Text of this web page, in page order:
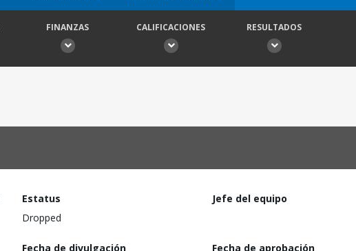
FINANZAS CALIFICACIONES RESULTADOS
Estatus
Dropped
Jefe del equipo
Fecha de divulgación
Fecha de aprobación